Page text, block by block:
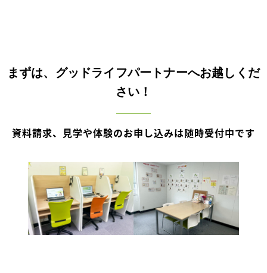
まずは、グッドライフパートナーへお越しくだ
さい！
資料請求、見学や体験のお申し込みは随時受付中です